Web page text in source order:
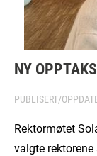
NY
PUBLISERT/
Rektormøtet
valgte